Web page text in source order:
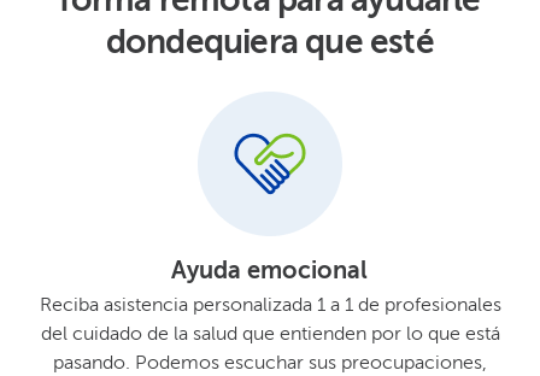
dondequiera que esté​​
Ayuda emocional​​
Reciba asistencia personalizada 1 a 1 de profesionales
del cuidado de la salud que entienden por lo que está
pasando. Podemos escuchar sus preocupaciones,